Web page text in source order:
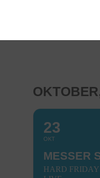
23
OKT
MESSER
HARD